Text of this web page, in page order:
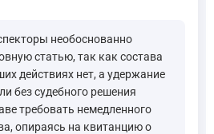
необоснованно
статью, так как состава
действиях нет, а удержание
без судебного решения
требовать немедленного
опираясь на квитанцию о